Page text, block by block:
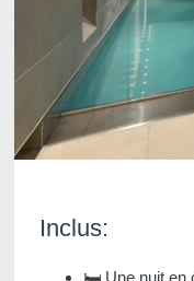
Inclus:
🛏️ Une nuit en
Martin's